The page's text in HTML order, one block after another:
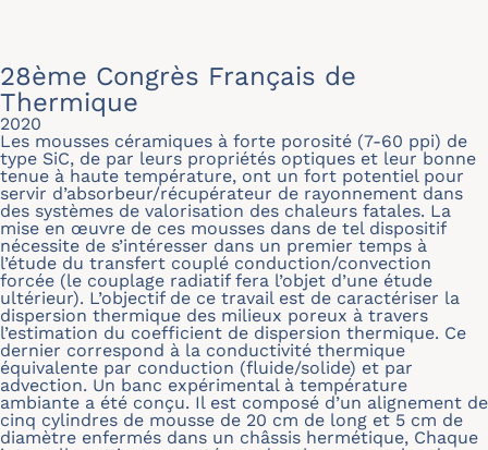
28ème Congrès Français de
Thermique
2020
Les mousses céramiques à forte porosité (7-60 ppi) de
type SiC, de par leurs propriétés optiques et leur bonne
tenue à haute température, ont un fort potentiel pour
servir d’absorbeur/récupérateur de rayonnement dans
des systèmes de valorisation des chaleurs fatales. La
mise en œuvre de ces mousses dans de tel dispositif
nécessite de s’intéresser dans un premier temps à
l’étude du transfert couplé conduction/convection
forcée (le couplage radiatif fera l’objet d’une étude
ultérieur). L’objectif de ce travail est de caractériser la
dispersion thermique des milieux poreux à travers
l’estimation du coefficient de dispersion thermique. Ce
dernier correspond à la conductivité thermique
équivalente par conduction (fluide/solide) et par
advection. Un banc expérimental à température
ambiante a été conçu. Il est composé d’un alignement de
cinq cylindres de mousse de 20 cm de long et 5 cm de
diamètre enfermés dans un châssis hermétique, Chaque